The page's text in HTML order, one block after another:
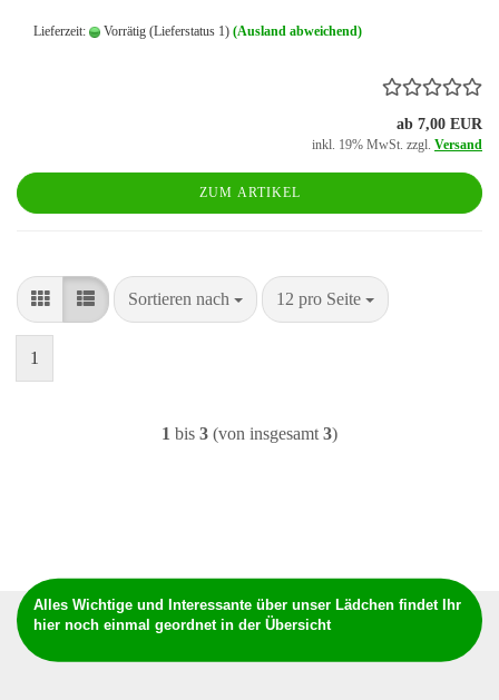
Lieferzeit: Vorrätig (Lieferstatus 1) (Ausland abweichend)
ab 7,00 EUR
inkl. 19% MwSt. zzgl. Versand
ZUM ARTIKEL
Sortieren nach
Sortieren nach 12 pro Seite
pro Seite
1
1 bis 3 (von insgesamt 3)
Alles Wichtige und Interessante über unser Lädchen findet Ihr
hier noch einmal geordnet in der Übersicht